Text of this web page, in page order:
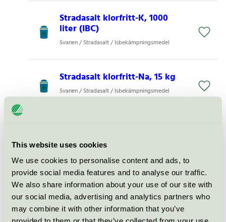
This website uses cookies
We use cookies to personalise content and ads, to
provide social media features and to analyse our traffic.
We also share information about your use of our site with
our social media, advertising and analytics partners who
may combine it with other information that you’ve
Stradasalt klorfritt-K, 1000
liter (IBC)
Svanen / Stradasalt / Isbekämpningsmedel
Stradasalt klorfritt-Na, 15 kg
Svanen / Stradasalt / Isbekämpningsmedel
Svanen / Stradasalt / Isbekämpningsmedel
Stradasalt klorfritt-K, 25 liter
Svanen / Stradasalt / Isbekämpningsmedel